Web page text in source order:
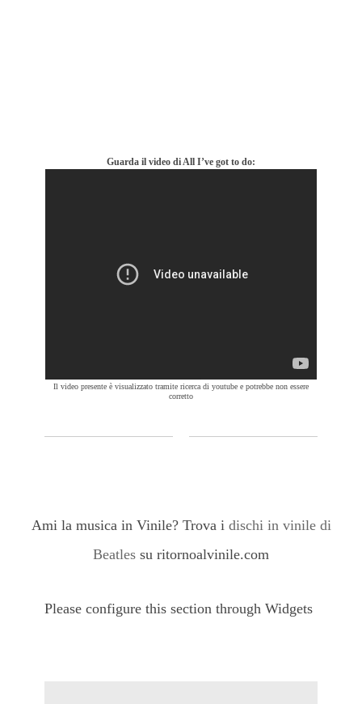
Guarda il video di All I’ve got to do:
Il video presente è visualizzato tramite ricerca di youtube e potrebbe non essere
corretto
Ami la musica in Vinile? Trova i dischi in vinile di
Beatles su ritornoalvinile.com
Please configure this section through Widgets